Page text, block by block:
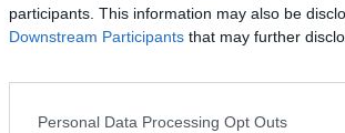
participants. This information may also be
Downstream Participants that may further
Personal Data Processing Opt Outs